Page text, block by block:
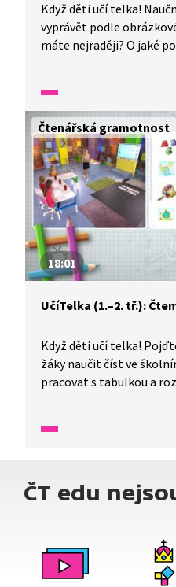
Když děti učí telka!
vyprávět podle
máte nejraději? O jaké
seřadit tak, jak jsme si
ji převyprávět znovu, co
k jednotlivým obrázkům
celou pohádku
Pojďme se o to pokusit.
Čtenářská gramotnost
18:01
UčíTelka (1.–2. tř.):
Když děti učí telka!
žáky naučit číst ve
pracovat s tabulkou a
ČT edu